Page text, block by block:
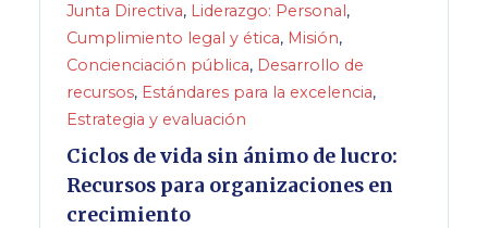
Junta Directiva, Liderazgo: Personal,
Cumplimiento legal y ética, Misión,
Concienciación pública, Desarrollo de
recursos, Estándares para la excelencia,
Estrategia y evaluación
Ciclos de vida sin ánimo de lucro:
Recursos para organizaciones en
crecimiento